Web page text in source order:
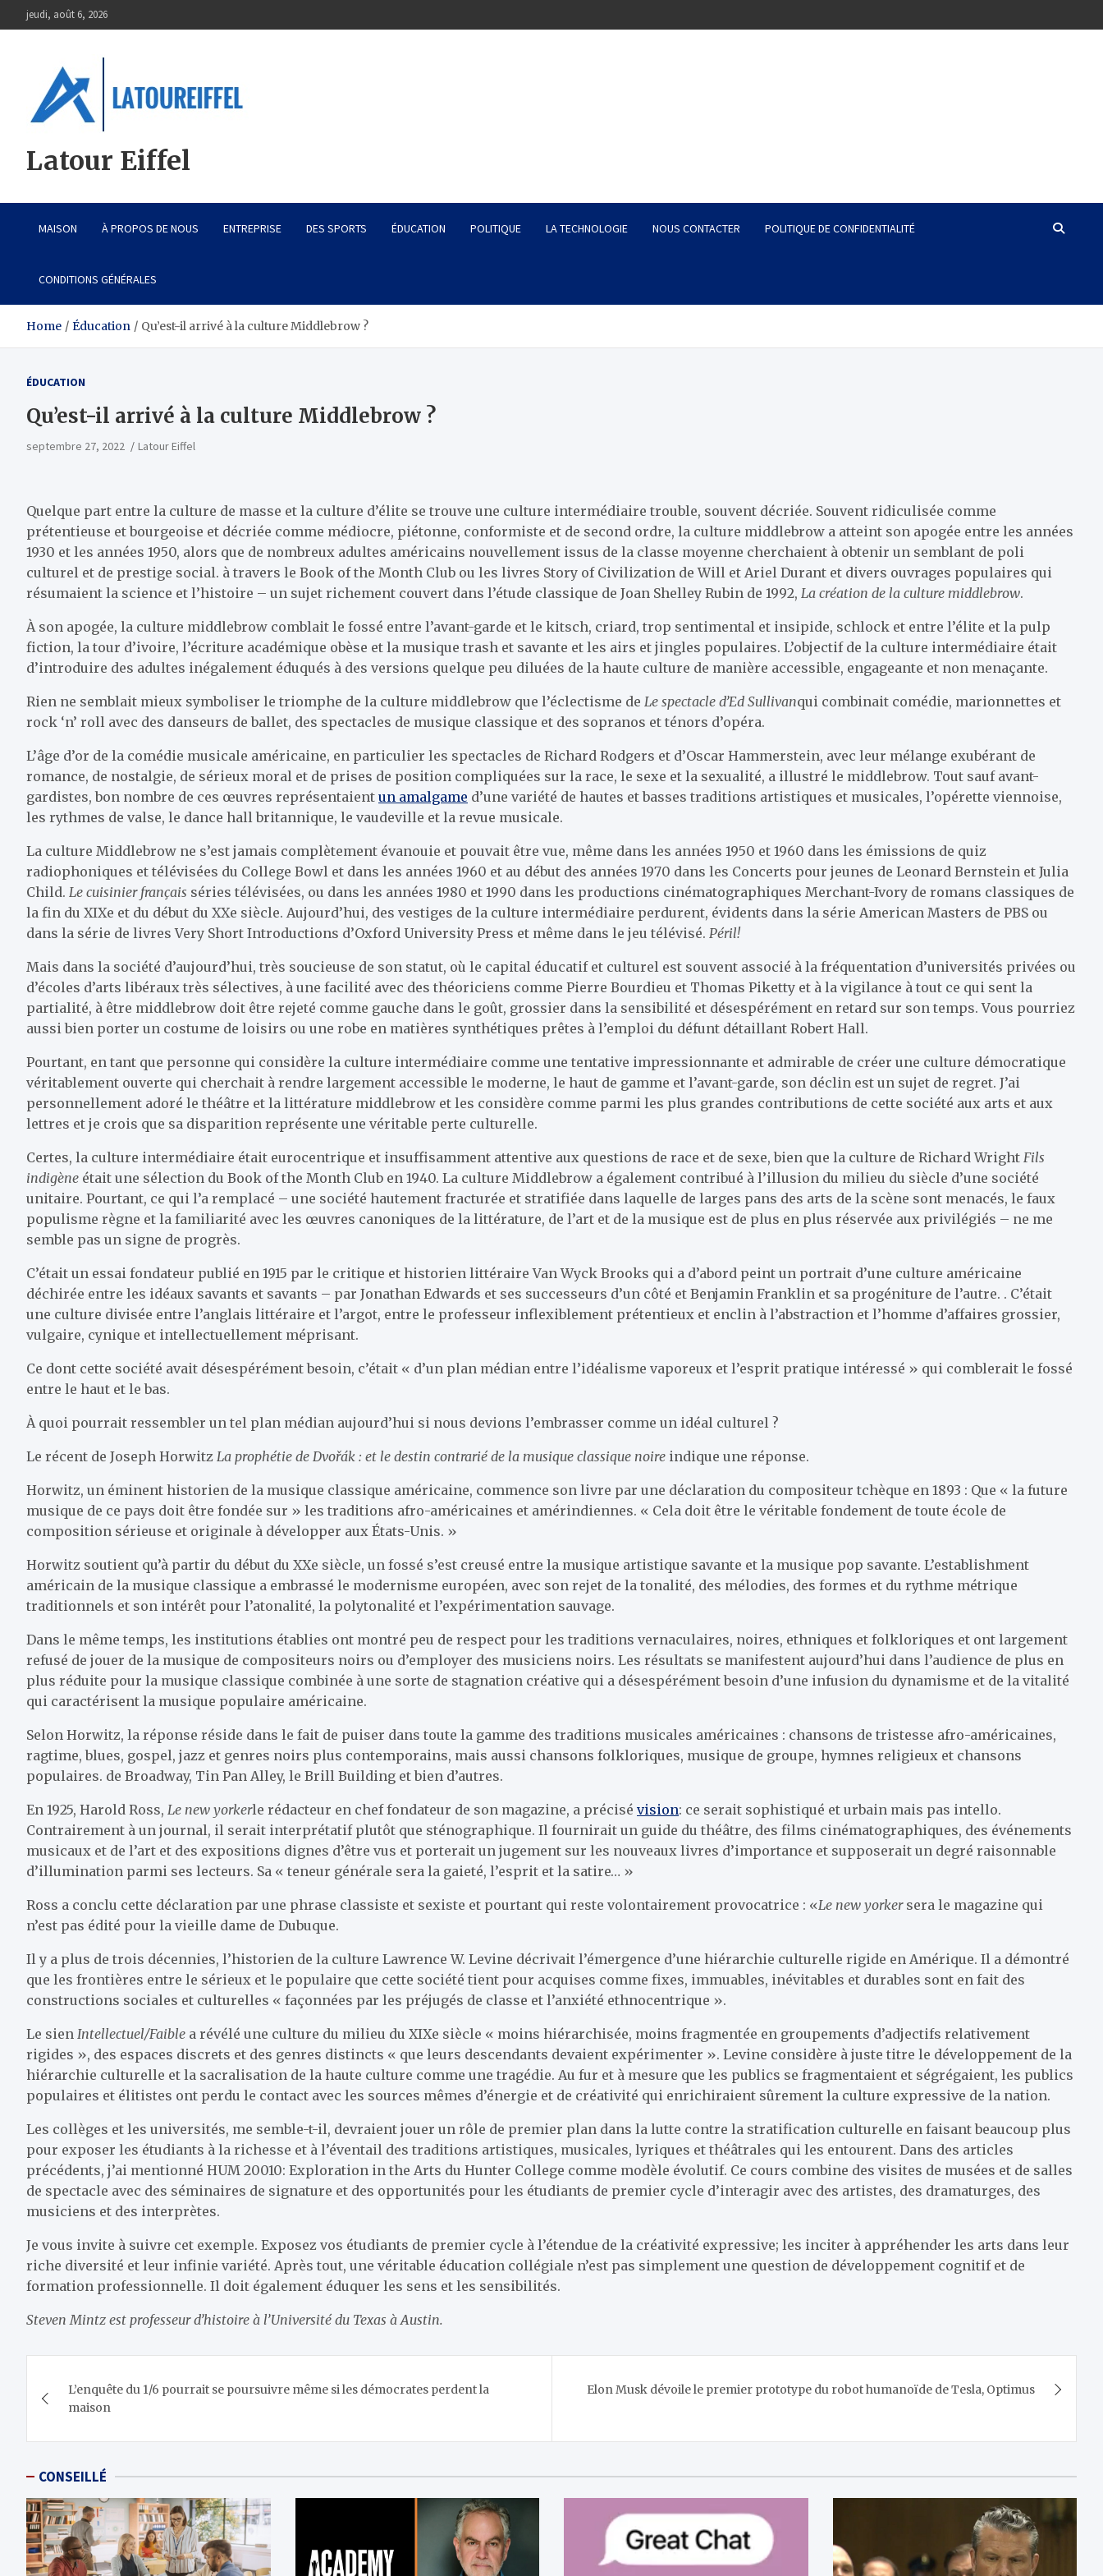
to
jeudi, août 6, 2026
Latour Eiffel
MAISON À PROPOS DE NOUS ENTREPRISE DES SPORTS ÉDUCATION POLITIQUE LA TECHNOLOGIE NOUS CONTACTER POLITIQUE DE CONFIDENTIALITÉ
CONDITIONS GÉNÉRALES
Home Éducation Qu’est-il arrivé à la culture Middlebrow ?
ÉDUCATION
Qu’est-il arrivé à la culture Middlebrow ?
septembre 27, 2022 Latour Eiffel
Quelque part entre la culture de masse et la culture d’élite se trouve une culture intermédiaire trouble, souvent décriée. Souvent ridiculisée comme
prétentieuse et bourgeoise et décriée comme médiocre, piétonne, conformiste et de second ordre, la culture middlebrow a atteint son apogée entre les années
1930 et les années 1950, alors que de nombreux adultes américains nouvellement issus de la classe moyenne cherchaient à obtenir un semblant de poli
culturel et de prestige social. à travers le Book of the Month Club ou les livres Story of Civilization de Will et Ariel Durant et divers ouvrages populaires qui
résumaient la science et l’histoire – un sujet richement couvert dans l’étude classique de Joan Shelley Rubin de 1992, La création de la culture middlebrow.
À son apogée, la culture middlebrow comblait le fossé entre l’avant-garde et le kitsch, criard, trop sentimental et insipide, schlock et entre l’élite et la pulp
fiction, la tour d’ivoire, l’écriture académique obèse et la musique trash et savante et les airs et jingles populaires. L’objectif de la culture intermédiaire était
d’introduire des adultes inégalement éduqués à des versions quelque peu diluées de la haute culture de manière accessible, engageante et non menaçante.
Rien ne semblait mieux symboliser le triomphe de la culture middlebrow que l’éclectisme de Le spectacle d’Ed Sullivanqui combinait comédie, marionnettes et
rock ‘n’ roll avec des danseurs de ballet, des spectacles de musique classique et des sopranos et ténors d’opéra.
L’âge d’or de la comédie musicale américaine, en particulier les spectacles de Richard Rodgers et d’Oscar Hammerstein, avec leur mélange exubérant de
romance, de nostalgie, de sérieux moral et de prises de position compliquées sur la race, le sexe et la sexualité, a illustré le middlebrow. Tout sauf avant-
gardistes, bon nombre de ces œuvres représentaient un amalgame d’une variété de hautes et basses traditions artistiques et musicales, l’opérette viennoise,
les rythmes de valse, le dance hall britannique, le vaudeville et la revue musicale.
La culture Middlebrow ne s’est jamais complètement évanouie et pouvait être vue, même dans les années 1950 et 1960 dans les émissions de quiz
radiophoniques et télévisées du College Bowl et dans les années 1960 et au début des années 1970 dans les Concerts pour jeunes de Leonard Bernstein et Julia
Child. Le cuisinier français séries télévisées, ou dans les années 1980 et 1990 dans les productions cinématographiques Merchant-Ivory de romans classiques de
la fin du XIXe et du début du XXe siècle. Aujourd’hui, des vestiges de la culture intermédiaire perdurent, évidents dans la série American Masters de PBS ou
dans la série de livres Very Short Introductions d’Oxford University Press et même dans le jeu télévisé. Péril!
Mais dans la société d’aujourd’hui, très soucieuse de son statut, où le capital éducatif et culturel est souvent associé à la fréquentation d’universités privées ou
d’écoles d’arts libéraux très sélectives, à une facilité avec des théoriciens comme Pierre Bourdieu et Thomas Piketty et à la vigilance à tout ce qui sent la
partialité, à être middlebrow doit être rejeté comme gauche dans le goût, grossier dans la sensibilité et désespérément en retard sur son temps. Vous pourriez
aussi bien porter un costume de loisirs ou une robe en matières synthétiques prêtes à l’emploi du défunt détaillant Robert Hall.
Pourtant, en tant que personne qui considère la culture intermédiaire comme une tentative impressionnante et admirable de créer une culture démocratique
véritablement ouverte qui cherchait à rendre largement accessible le moderne, le haut de gamme et l’avant-garde, son déclin est un sujet de regret. J’ai
personnellement adoré le théâtre et la littérature middlebrow et les considère comme parmi les plus grandes contributions de cette société aux arts et aux
lettres et je crois que sa disparition représente une véritable perte culturelle.
Certes, la culture intermédiaire était eurocentrique et insuffisamment attentive aux questions de race et de sexe, bien que la culture de Richard Wright Fils
indigène était une sélection du Book of the Month Club en 1940. La culture Middlebrow a également contribué à l’illusion du milieu du siècle d’une société
unitaire. Pourtant, ce qui l’a remplacé – une société hautement fracturée et stratifiée dans laquelle de larges pans des arts de la scène sont menacés, le faux
populisme règne et la familiarité avec les œuvres canoniques de la littérature, de l’art et de la musique est de plus en plus réservée aux privilégiés – ne me
semble pas un signe de progrès.
C’était un essai fondateur publié en 1915 par le critique et historien littéraire Van Wyck Brooks qui a d’abord peint un portrait d’une culture américaine
déchirée entre les idéaux savants et savants – par Jonathan Edwards et ses successeurs d’un côté et Benjamin Franklin et sa progéniture de l’autre. . C’était
une culture divisée entre l’anglais littéraire et l’argot, entre le professeur inflexiblement prétentieux et enclin à l’abstraction et l’homme d’affaires grossier,
vulgaire, cynique et intellectuellement méprisant.
Ce dont cette société avait désespérément besoin, c’était « d’un plan médian entre l’idéalisme vaporeux et l’esprit pratique intéressé » qui comblerait le fossé
entre le haut et le bas.
À quoi pourrait ressembler un tel plan médian aujourd’hui si nous devions l’embrasser comme un idéal culturel ?
Le récent de Joseph Horwitz La prophétie de Dvořák : et le destin contrarié de la musique classique noire indique une réponse.
Horwitz, un éminent historien de la musique classique américaine, commence son livre par une déclaration du compositeur tchèque en 1893 : Que « la future
musique de ce pays doit être fondée sur » les traditions afro-américaines et amérindiennes. « Cela doit être le véritable fondement de toute école de
composition sérieuse et originale à développer aux États-Unis. »
Horwitz soutient qu’à partir du début du XXe siècle, un fossé s’est creusé entre la musique artistique savante et la musique pop savante. L’establishment
américain de la musique classique a embrassé le modernisme européen, avec son rejet de la tonalité, des mélodies, des formes et du rythme métrique
traditionnels et son intérêt pour l’atonalité, la polytonalité et l’expérimentation sauvage.
Dans le même temps, les institutions établies ont montré peu de respect pour les traditions vernaculaires, noires, ethniques et folkloriques et ont largement
refusé de jouer de la musique de compositeurs noirs ou d’employer des musiciens noirs. Les résultats se manifestent aujourd’hui dans l’audience de plus en
plus réduite pour la musique classique combinée à une sorte de stagnation créative qui a désespérément besoin d’une infusion du dynamisme et de la vitalité
qui caractérisent la musique populaire américaine.
Selon Horwitz, la réponse réside dans le fait de puiser dans toute la gamme des traditions musicales américaines : chansons de tristesse afro-américaines,
ragtime, blues, gospel, jazz et genres noirs plus contemporains, mais aussi chansons folkloriques, musique de groupe, hymnes religieux et chansons
populaires. de Broadway, Tin Pan Alley, le Brill Building et bien d’autres.
En 1925, Harold Ross, Le new yorkerle rédacteur en chef fondateur de son magazine, a précisé vision: ce serait sophistiqué et urbain mais pas intello.
Contrairement à un journal, il serait interprétatif plutôt que sténographique. Il fournirait un guide du théâtre, des films cinématographiques, des événements
musicaux et de l’art et des expositions dignes d’être vus et porterait un jugement sur les nouveaux livres d’importance et supposerait un degré raisonnable
d’illumination parmi ses lecteurs. Sa « teneur générale sera la gaieté, l’esprit et la satire… »
Ross a conclu cette déclaration par une phrase classiste et sexiste et pourtant qui reste volontairement provocatrice : «Le new yorkersera le magazine qui
n’est pas édité pour la vieille dame de Dubuque.
Il y a plus de trois décennies, l’historien de la culture Lawrence W. Levine décrivait l’émergence d’une hiérarchie culturelle rigide en Amérique. Il a démontré
que les frontières entre le sérieux et le populaire que cette société tient pour acquises comme fixes, immuables, inévitables et durables sont en fait des
constructions sociales et culturelles « façonnées par les préjugés de classe et l’anxiété ethnocentrique ».
Le sien Intellectuel/Faible a révélé une culture du milieu du XIXe siècle « moins hiérarchisée, moins fragmentée en groupements d’adjectifs relativement
rigides », des espaces discrets et des genres distincts « que leurs descendants devaient expérimenter ». Levine considère à juste titre le développement de la
hiérarchie culturelle et la sacralisation de la haute culture comme une tragédie. Au fur et à mesure que les publics se fragmentaient et ségrégaient, les publics
populaires et élitistes ont perdu le contact avec les sources mêmes d’énergie et de créativité qui enrichiraient sûrement la culture expressive de la nation.
Les collèges et les universités, me semble-t-il, devraient jouer un rôle de premier plan dans la lutte contre la stratification culturelle en faisant beaucoup plus
pour exposer les étudiants à la richesse et à l’éventail des traditions artistiques, musicales, lyriques et théâtrales qui les entourent. Dans des articles
précédents, j’ai mentionné HUM 20010: Exploration in the Arts du Hunter College comme modèle évolutif. Ce cours combine des visites de musées et de salles
de spectacle avec des séminaires de signature et des opportunités pour les étudiants de premier cycle d’interagir avec des artistes, des dramaturges, des
musiciens et des interprètes.
Je vous invite à suivre cet exemple. Exposez vos étudiants de premier cycle à l’étendue de la créativité expressive; les inciter à appréhender les arts dans leur
riche diversité et leur infinie variété. Après tout, une véritable éducation collégiale n’est pas simplement une question de développement cognitif et de
formation professionnelle. Il doit également éduquer les sens et les sensibilités.
Steven Mintz est professeur d’histoire à l’Université du Texas à Austin.
de
l’article
L’enquête du 1/6 pourrait se poursuivre même si les démocrates perdent la
maison
Elon Musk dévoile le premier prototype du robot humanoïde de Tesla, Optimus
CONSEILLÉ